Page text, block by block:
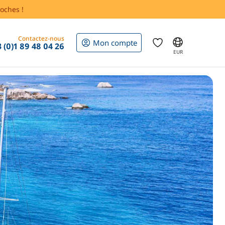
!
Contactez-nous
(0)1 89 48 04 26 Mon compte
EUR